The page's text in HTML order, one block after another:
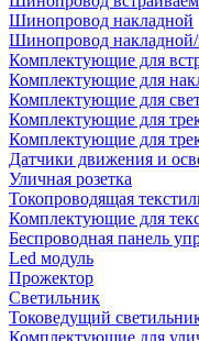
Шинопровод накладной
Шинопровод накладной/
Комплектующие для
Комплектующие для
Комплектующие для
Комплектующие для
Комплектующие для
Датчики движения и
Уличная розетка
Токопроводящая
Комплектующие для
Беспроводная панель
Led модуль
Прожектор
Светильник
Токоведущий
Комплектующие для